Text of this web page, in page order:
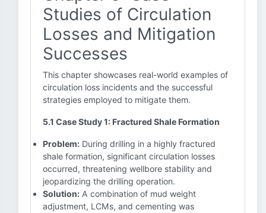
Studies of Circulation
Losses and Mitigation
Successes
This chapter showcases real-world examples of
circulation loss incidents and the successful
strategies employed to mitigate them.
5.1 Case Study 1: Fractured Shale Formation
Problem: During drilling in a highly fractured
shale formation, significant circulation losses
occurred, threatening wellbore stability and
jeopardizing the drilling operation.
Solution: A combination of mud weight
adjustment, LCMs, and cementing was